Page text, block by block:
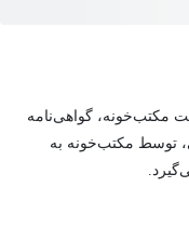
مکتب‌خونه، گواهی‌نامه
توسط مکتب‌خونه به